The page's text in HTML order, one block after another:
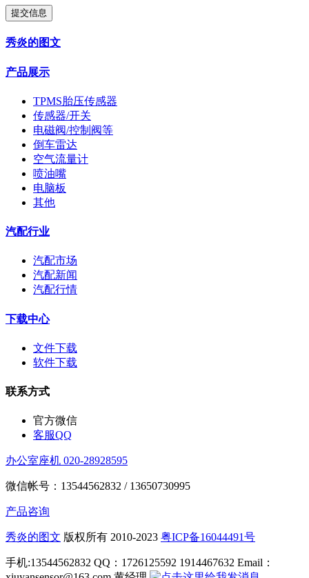
提交信息
秀炎的图文
产品展示
TPMS胎压传感器
传感器/开关
电磁阀/控制阀等
倒车雷达
空气流量计
喷油嘴
电脑板
其他
汽配行业
汽配市场
汽配新闻
汽配行情
下载中心
文件下载
软件下载
联系方式
官方微信
客服QQ
办公室座机 020-28928595
微信帐号：13544562832 / 13650730995
产品咨询
秀炎的图文 版权所有 2010-2023 粤ICP备16044491号
手机:13544562832 QQ：1726125592 1914467632 Email：